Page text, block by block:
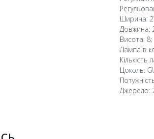
Ширина:
Довжина:
Висота: 8;
Лампа в
Кількість
Цоколь:
Джерело: